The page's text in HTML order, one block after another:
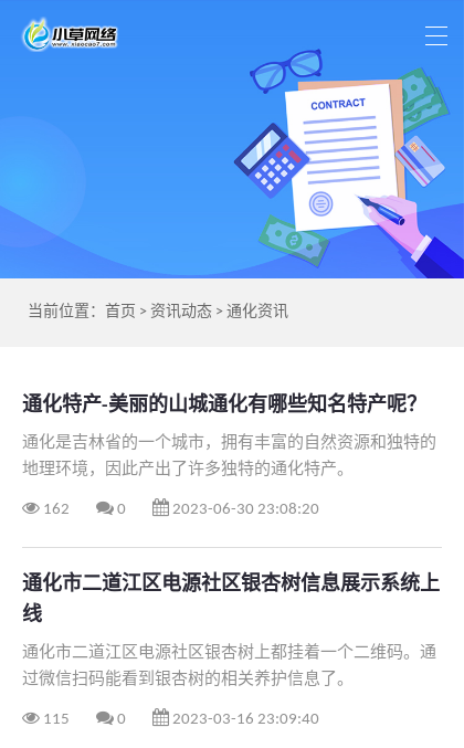
当前位置： 首页 >资讯动态 >通化资讯
通化特产-美丽的山城通化有哪些知名特产呢？
通化是吉林省的一个城市，拥有丰富的自然资源和独特的
地理环境，因此产出了许多独特的通化特产。
162 0 2023-06-30 23:08:20
通化市二道江区电源社区银杏树信息展示系统上
线
通化市二道江区电源社区银杏树上都挂着一个二维码。通
过微信扫码能看到银杏树的相关养护信息了。
115 0 2023-03-16 23:09:40